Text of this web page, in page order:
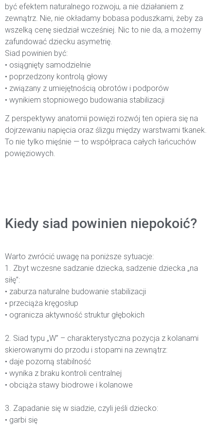
być efektem naturalnego rozwoju, a nie działaniem z
zewnątrz. Nie, nie okładamy bobasa poduszkami, żeby za
wszelką cenę siedział wcześniej. Nic to nie da, a możemy
zafundować dziecku asymetrię.
Siad powinien być:
• osiągnięty samodzielnie
• poprzedzony kontrolą głowy
• związany z umiejętnością obrotów i podporów
• wynikiem stopniowego budowania stabilizacji
Z perspektywy anatomii powięzi rozwój ten opiera się na
dojrzewaniu napięcia oraz ślizgu między warstwami tkanek.
To nie tylko mięśnie — to współpraca całych łańcuchów
powięziowych.
Kiedy siad powinien niepokoić?
Warto zwrócić uwagę na poniższe sytuacje:
1. Zbyt wczesne sadzanie dziecka, sadzenie dziecka „na
siłę”:
• zaburza naturalne budowanie stabilizacji
• przeciąża kręgosłup
• ogranicza aktywność struktur głębokich
2. Siad typu „W” – charakterystyczna pozycja z kolanami
skierowanymi do przodu i stopami na zewnątrz:
• daje pozorną stabilność
• wynika z braku kontroli centralnej
• obciąża stawy biodrowe i kolanowe
3. Zapadanie się w siadzie, czyli jeśli dziecko:
• garbi się